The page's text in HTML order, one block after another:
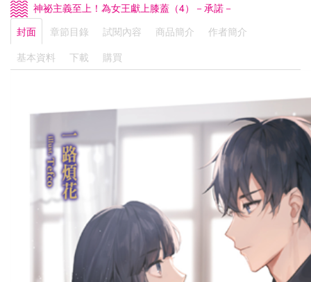
神祕主義至上！為女王獻上膝蓋（4）－承諾－
封面
章節目錄 試閱內容 商品簡介
作者簡介
基本資料
下載 購買